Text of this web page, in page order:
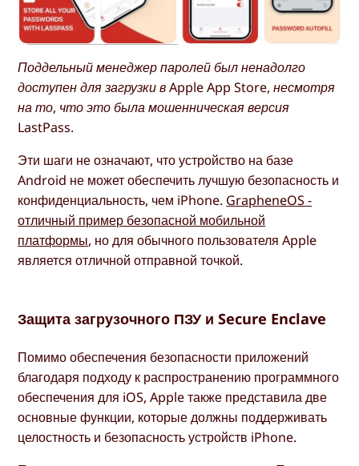
Поддельный менеджер паролей был ненадолго
доступен для загрузки в Apple App Store, несмотря
на то, что это была мошенническая версия
LastPass.
Эти шаги не означают, что устройство на базе
Android не может обеспечить лучшую безопасность и
конфиденциальность, чем iPhone. GrapheneOS -
отличный пример безопасной мобильной
платформы, но для обычного пользователя Apple
является отличной отправной точкой.
Защита загрузочного ПЗУ и Secure Enclave
Помимо обеспечения безопасности приложений
благодаря подходу к распространению программного
обеспечения для iOS, Apple также представила две
основные функции, которые должны поддерживать
целостность и безопасность устройств iPhone.